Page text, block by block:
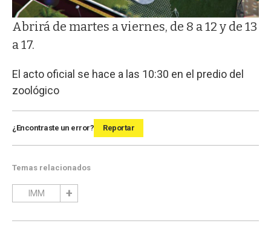
Abrirá de martes a viernes, de 8 a 12 y de 13
a 17.
El acto oficial se hace a las 10:30 en el predio del
zoológico
¿Encontraste un error? Reportar
Temas relacionados
IMM